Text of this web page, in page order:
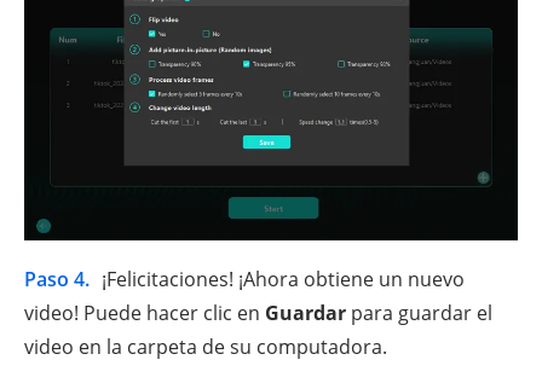
Paso 4. ¡Felicitaciones! ¡Ahora obtiene un nuevo
video! Puede hacer clic en Guardar para guardar el
video en la carpeta de su computadora.